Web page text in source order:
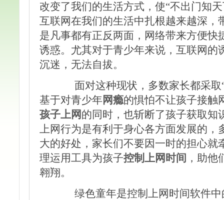
改变了我们的生活方式，使“不出门知
互联网在我们的生活中扎根越来越深，
是凡事都有正反两面，网络带来方便快
诱惑。尤其对于青少年来说，互联网的
沉迷，无法自拔。
面对这种现状，多数家长都采取
基于对青少年 网瘾的惧怕不让孩子接触
孩子上网的同时，也斩断了孩子获取知
上网行为是有利于身心各方面发展的，
大的好处，家长们不要因一时的担心就
理运用工具为孩子控制上网时间 ，助
翱翔。
绿色童年是控制上网时间软件中